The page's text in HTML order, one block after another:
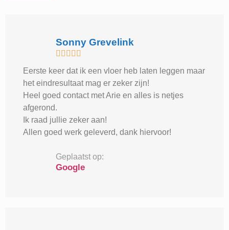
Sonny Grevelink
    
Eerste keer dat ik een vloer heb laten leggen maar
het eindresultaat mag er zeker zijn!
Heel goed contact met Arie en alles is netjes
afgerond.
Ik raad jullie zeker aan!
Allen goed werk geleverd, dank hiervoor!
Geplaatst op:
Google